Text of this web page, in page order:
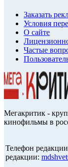
Заказать
Условия
О сайте
Частые
Мегакритик -
кинофильмы в
Телефон
редакции: